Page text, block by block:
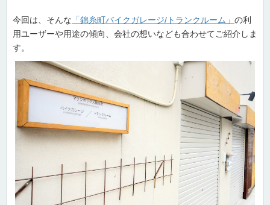
今回は、そんな 「錦糸町バイクガレージ/トランクルーム」 の利
用ユーザーや用途の傾向、会社の想いなども合わせてご紹介しま
す。